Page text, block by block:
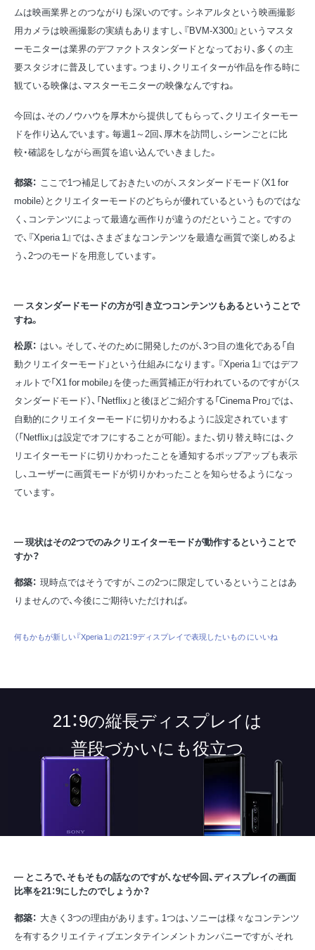
ムは映画業界とのつながりも深いのです。シネアルタという映画撮影
用カメラは映画撮影の実績もありますし、『BVM-X300』というマスタ
ーモニターは業界のデファクトスタンダードとなっており、多くの主
要スタジオに普及しています。つまり、クリエイターが作品を作る時に
観ている映像は、マスターモニターの映像なんですね。
今回は、そのノウハウを厚木から提供してもらって、クリエイターモー
ドを作り込んでいます。毎週1～2回、厚木を訪問し、シーンごとに比
較・確認をしながら画質を追い込んでいきました。
都築： ここで1つ補足しておきたいのが、スタンダードモード（X1 for
mobile）とクリエイターモードのどちらが優れているというものではな
く、コンテンツによって最適な画作りが違うのだということ。ですの
で、『Xperia 1』では、さまざまなコンテンツを最適な画質で楽しめるよ
う、2つのモードを用意しています。
スタンダードモードの方が引き立つコンテンツもあるということで
すね。
松原： はい。そして、そのために開発したのが、3つ目の進化である「自
動クリエイターモード」という仕組みになります。『Xperia 1』ではデフ
ォルトで「X1 for mobile」を使った画質補正が行われているのですが（ス
タンダードモード）、「Netflix」と後ほどご紹介する「Cinema Pro」では、
自動的にクリエイターモードに切りかわるように設定されています
（「Netflix」は設定でオフにすることが可能）。また、切り替え時には、ク
リエイターモードに切りかわったことを通知するポップアップも表示
し、ユーザーに画質モードが切りかわったことを知らせるようになっ
ています。
現状はその2つでのみクリエイターモードが動作するということで
すか？
都築： 現時点ではそうですが、この2つに限定しているということはあ
りませんので、今後にご期待いただければ。
何もかもが新しい『Xperia 1』の21：9ディスプレイで表現したいもの にいいね
21：9の縦長ディスプレイは
普段づかいにも役立つ
ところで、そもそもの話なのですが、なぜ今回、ディスプレイの画面
比率を21：9にしたのでしょうか？
都築： 大きく3つの理由があります。1つは、ソニーは様々なコンテンツ
を有するクリエイティブエンタテインメントカンパニーですが、それ